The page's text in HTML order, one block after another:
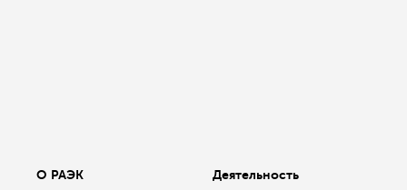
О РАЭК Деятельность